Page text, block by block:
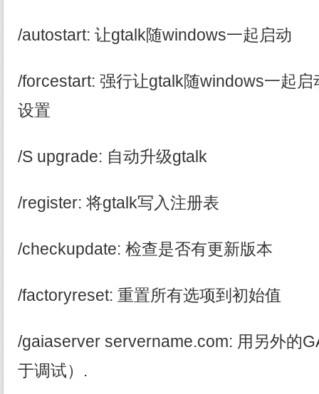
/autostart: 让gtalk随windows一起启动
/forcestart: 强行让gtalk随windows一起
设置
/S upgrade: 自动升级gtalk
/register: 将gtalk写入注册表
/checkupdate: 检查是否有更新版本
/factoryreset: 重置所有选项到初始值
/gaiaserver servername.com: 用另外的
于调试）.